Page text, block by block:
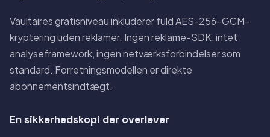
Vaultaires gratisniveau inkluderer fuld AES-256-GCM-
kryptering uden reklamer. Ingen reklame-SDK, intet
analyseframework, ingen netværksforbindelser som
standard. Forretningsmodellen er direkte
abonnementsindtægt.
En sikkerhedskopi der overlever